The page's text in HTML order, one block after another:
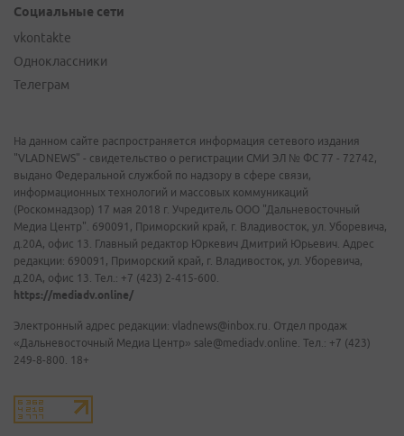
Социальные сети
vkontakte
Одноклассники
Телеграм
На данном сайте распространяется информация сетевого издания
"VLADNEWS" - свидетельство о регистрации СМИ ЭЛ № ФС 77 - 72742,
выдано Федеральной службой по надзору в сфере связи,
информационных технологий и массовых коммуникаций
(Роскомнадзор) 17 мая 2018 г. Учредитель ООО "Дальневосточный
Медиа Центр". 690091, Приморский край, г. Владивосток, ул. Уборевича,
д.20А, офис 13. Главный редактор Юркевич Дмитрий Юрьевич. Адрес
редакции: 690091, Приморский край, г. Владивосток, ул. Уборевича,
д.20А, офис 13. Тел.: +7 (423) 2-415-600.
https://mediadv.online/
Электронный адрес редакции: vladnews@inbox.ru. Отдел продаж
«Дальневосточный Медиа Центр» sale@mediadv.online. Тел.: +7 (423)
249-8-800. 18+